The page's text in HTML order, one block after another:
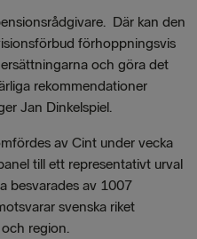
Där kan den
förhoppningsvis
och göra det
rekommendationer
Jan Dinkelspiel.
av Cint under vecka
till ett representativt urval
besvarades av 1007
svenska riket
region.